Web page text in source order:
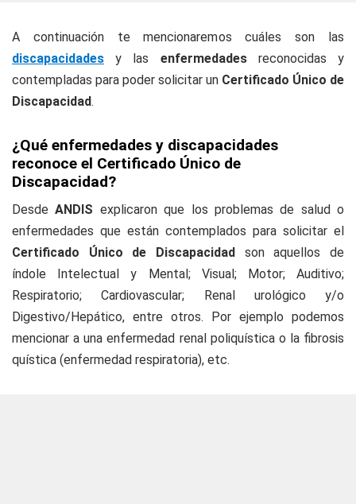
A continuación te mencionaremos cuáles son las
discapacidades y las enfermedadesreconocidas y
contempladas para poder solicitar un Certificado Único de
Discapacidad.
¿Qué enfermedades y discapacidades
reconoce el Certificado Único de
Discapacidad?
DesdeANDIS explicaron que los problemas de salud o
enfermedades que están contemplados para solicitar el
Certificado Único de Discapacidad son aquellos de
índole Intelectual y Mental; Visual; Motor; Auditivo;
Respiratorio; Cardiovascular; Renal urológico y/o
Digestivo/Hepático, entre otros. Por ejemplo podemos
mencionar a una enfermedad renal poliquística o la fibrosis
quística (enfermedad respiratoria), etc.